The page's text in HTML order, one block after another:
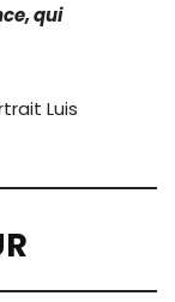
qui
Luis